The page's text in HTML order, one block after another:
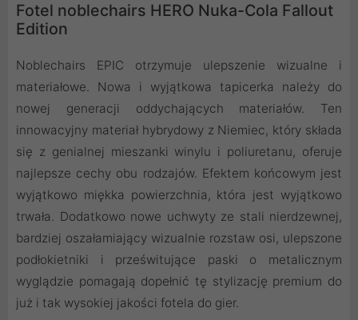
Fotel noblechairs HERO Nuka-Cola Fallout
Edition
Noblechairs EPIC otrzymuje ulepszenie wizualne i
materiałowe. Nowa i wyjątkowa tapicerka należy do
nowej generacji oddychających materiałów. Ten
innowacyjny materiał hybrydowy z Niemiec, który składa
się z genialnej mieszanki winylu i poliuretanu, oferuje
najlepsze cechy obu rodzajów. Efektem końcowym jest
wyjątkowo miękka powierzchnia, która jest wyjątkowo
trwała. Dodatkowo nowe uchwyty ze stali nierdzewnej,
bardziej oszałamiający wizualnie rozstaw osi, ulepszone
podłokietniki i prześwitujące paski o metalicznym
wyglądzie pomagają dopełnić tę stylizację premium do
już i tak wysokiej jakości fotela do gier.